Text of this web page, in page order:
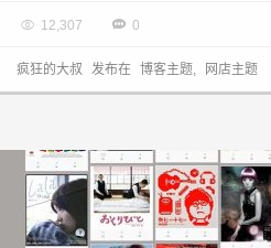
 12,307  0
疯狂的大叔 发布在 博客主题, 网店主题